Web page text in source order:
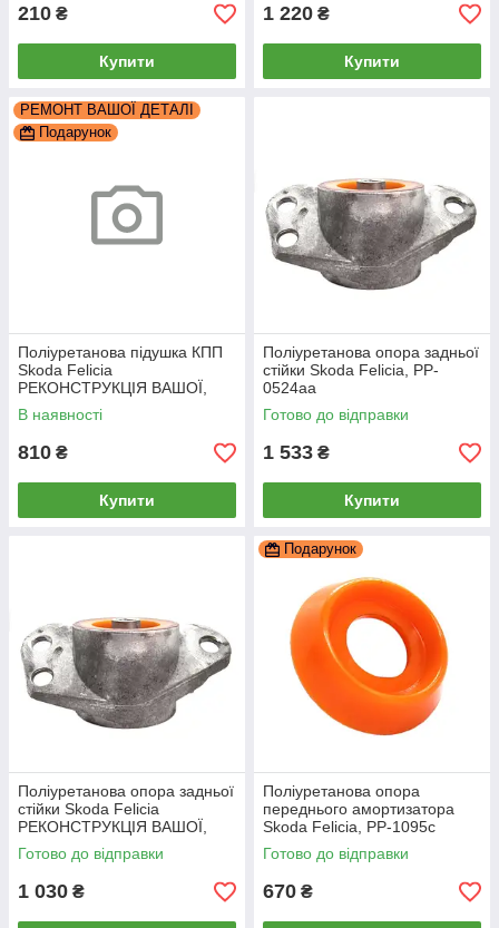
210 ₴
Купити
1 220 ₴
Купити
РЕМОНТ ВАШОЇ ДЕТАЛІ
Подарунок
Поліуретанова підушка КПП
Skoda Felicia
РЕКОНСТРУКЦІЯ ВАШОЇ,
PP-0304pb
В наявності
810 ₴
Купити
Поліуретанова опора задньої
стійки Skoda Felicia, PP-
0524aa
Готово до відправки
1 533 ₴
Купити
Поліуретанова опора задньої
стійки Skoda Felicia
РЕКОНСТРУКЦІЯ ВАШОЇ,
PP-0524ba
Готово до відправки
1 030 ₴
Подарунок
Поліуретанова опора
переднього амортизатора
Skoda Felicia, PP-1095c
Готово до відправки
670 ₴